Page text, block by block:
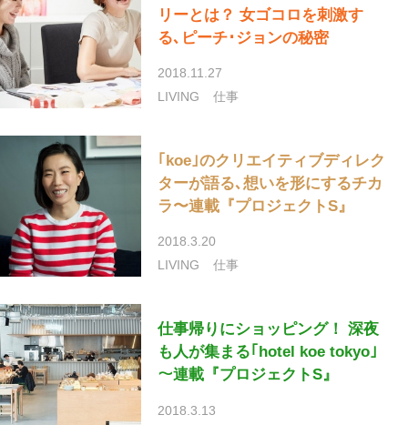
リーとは？ 女ゴコロを刺激す
る､ピーチ･ジョンの秘密
2018.11.27
LIVING
仕事
｢koe｣のクリエイティブディレク
ターが語る､想いを形にするチカ
ラ〜連載『プロジェクトS』
2018.3.20
LIVING
仕事
仕事帰りにショッピング！ 深夜
も人が集まる｢hotel koe tokyo｣
～連載『プロジェクトS』
2018.3.13